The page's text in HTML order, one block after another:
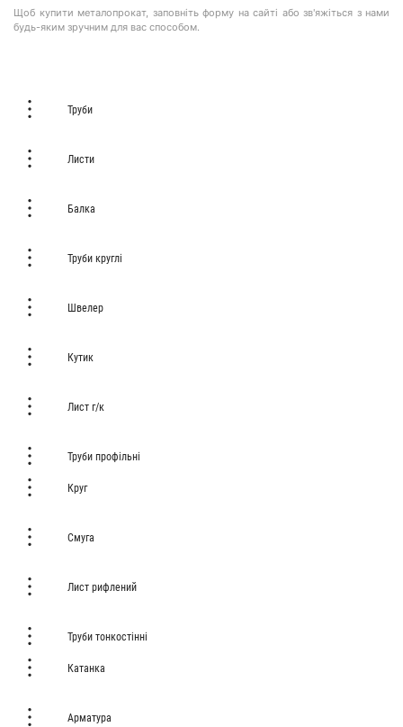
Щоб купити металопрокат, заповніть форму на сайті або зв'яжіться з нами
будь-яким зручним для вас способом.
Труби
Листи
Балка
Труби круглі
Швелер
Кутик
Лист г/к
Труби профільні
Круг
Смуга
Лист рифлений
Труби тонкостінні
Катанка
Арматура